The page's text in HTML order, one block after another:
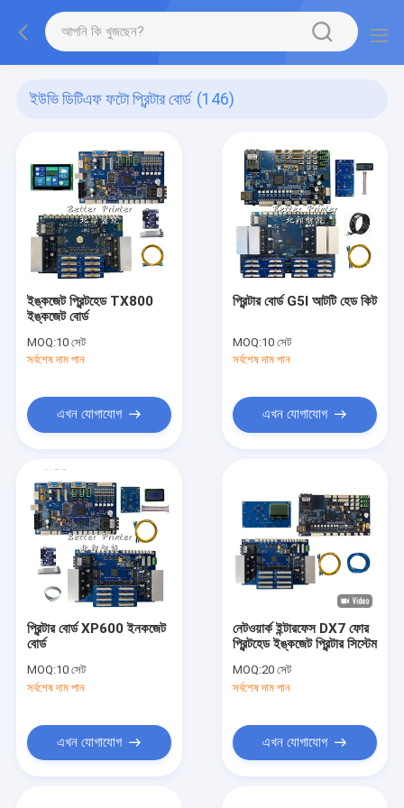
ইউভি ডিটিএফ ফটো প্রিন্টার বোর্ড (146)
ইঙ্কজেট প্রিন্টহেড TX800
ইঙ্কজেট বোর্ড
MOQ:10 সেট
সর্বশেষ দাম পান
এখন যোগাযোগ
প্রিন্টার বোর্ড G5I আটটি হেড কিট
MOQ:10 সেট
সর্বশেষ দাম পান
এখন যোগাযোগ
প্রিন্টার বোর্ড XP600 ইনকজেট
বোর্ড
MOQ:10 সেট
সর্বশেষ দাম পান
এখন যোগাযোগ
নেটওয়ার্ক ইন্টারফেস DX7 ফোর
প্রিন্টহেড ইঙ্কজেট প্রিন্টার সিস্টেম
MOQ:20 সেট
সর্বশেষ দাম পান
এখন যোগাযোগ